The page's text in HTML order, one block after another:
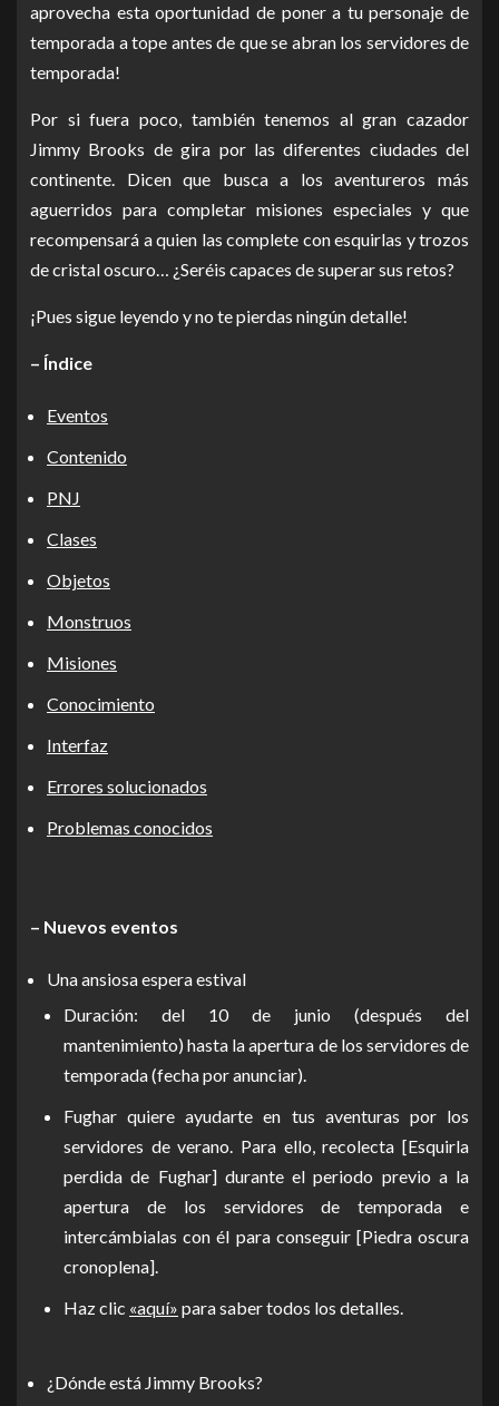
aprovecha esta oportunidad de poner a tu personaje de
temporada a tope antes de que se abran los servidores de
temporada!
Por si fuera poco, también tenemos al gran cazador
Jimmy Brooks de gira por las diferentes ciudades del
continente. Dicen que busca a los aventureros más
aguerridos para completar misiones especiales y que
recompensará a quien las complete con esquirlas y trozos
de cristal oscuro… ¿Seréis capaces de superar sus retos?
¡Pues sigue leyendo y no te pierdas ningún detalle!
– Índice
Eventos
Contenido
PNJ
Clases
Objetos
Monstruos
Misiones
Conocimiento
Interfaz
Errores solucionados
Problemas conocidos
– Nuevos eventos
Una ansiosa espera estival
Duración: del 10 de junio (después del
mantenimiento) hasta la apertura de los servidores de
temporada (fecha por anunciar).
Fughar quiere ayudarte en tus aventuras por los
servidores de verano. Para ello, recolecta [Esquirla
perdida de Fughar] durante el periodo previo a la
apertura de los servidores de temporada e
intercámbialas con él para conseguir [Piedra oscura
cronoplena].
Haz clic «aquí» para saber todos los detalles.
¿Dónde está Jimmy Brooks?